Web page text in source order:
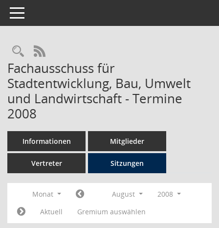
Toggle navigation
Rechercheauswahl
RSS-Feed
Fachausschuss für
Stadtentwicklung, Bau, Umwelt
und Landwirtschaft - Termine
2008
Informationen Mitglieder
Vertreter Sitzungen
Monat August
2008
Aktuell
Gremium auswählen